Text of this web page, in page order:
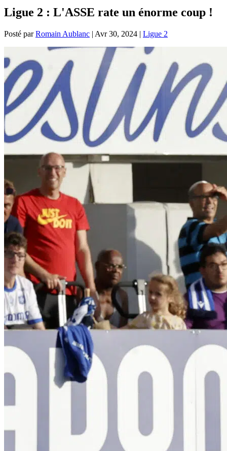
Ligue 2 : L'ASSE rate un énorme coup !
Posté parRomain Aublanc | Avr 30, 2024 | Ligue 2